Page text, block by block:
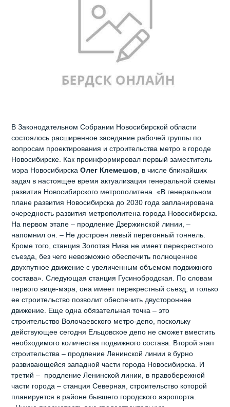
В Законодательном Собрании Новосибирской области
состоялось расширенное заседание рабочей группы по
вопросам проектирования и строительства метро в городе
Новосибирске. Как проинформировал первый заместитель
мэра НовосибирскаОлег Клемешов , в числе ближайших
задач в настоящее время актуализация генеральной схемы
развития Новосибирского метрополитена. «В генеральном
плане развития Новосибирска до 2030 года запланирована
очередность развития метрополитена города Новосибирска.
На первом этапе – продление Дзержинской линии, –
напомнил он. – Не достроен левый перегонный тоннель.
Кроме того, станция Золотая Нива не имеет перекрестного
съезда, без чего невозможно обеспечить полноценное
двухпутное движение с увеличенным объемом подвижного
состава». Следующая станция Гусинобродская. По словам
первого вице-мэра, она имеет перекрестный съезд, и только
ее строительство позволит обеспечить двустороннее
движение. Еще одна обязательная точка – это
строительство Волочаевского метро-депо, поскольку
действующее сегодня Ельцовское депо не сможет вместить
необходимого количества подвижного состава. Второй этап
строительства – продление Ленинской линии в бурно
развивающейся западной части города Новосибирска. И
третий – продление Ленинской линии, в правобережной
части города – станция Северная, строительство которой
планируется в районе бывшего городского аэропорта.